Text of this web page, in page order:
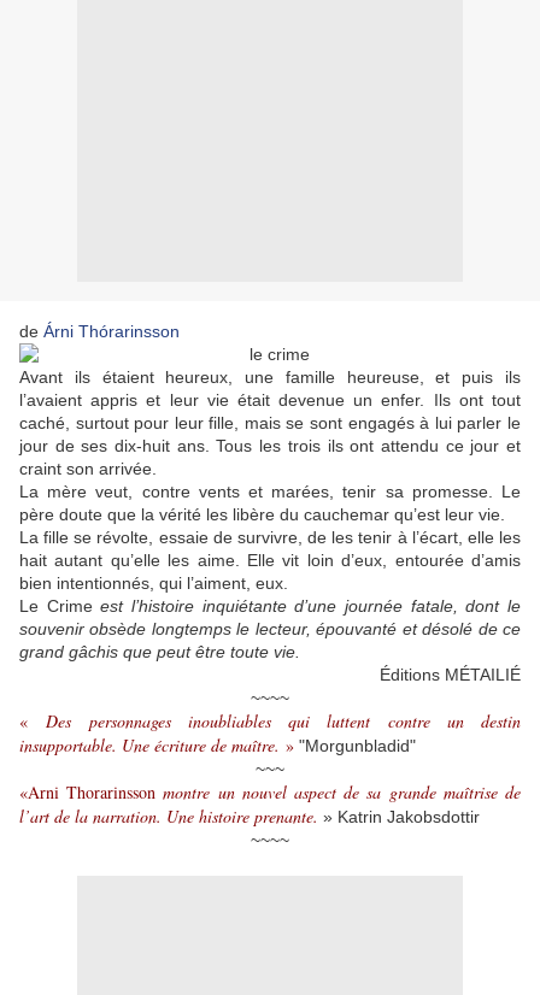
de Árni Thórarinsson
Avant ils étaient heureux, une famille heureuse, et puis ils
l’avaient appris et leur vie était devenue un enfer. Ils ont tout
caché, surtout pour leur fille, mais se sont engagés à lui parler le
jour de ses dix-huit ans. Tous les trois ils ont attendu ce jour et
craint son arrivée.
La mère veut, contre vents et marées, tenir sa promesse. Le
père doute que la vérité les libère du cauchemar qu’est leur vie.
La fille se révolte, essaie de survivre, de les tenir à l’écart, elle les
hait autant qu’elle les aime. Elle vit loin d’eux, entourée d’amis
bien intentionnés, qui l’aiment, eux.
Le Crimeest l’histoire inquiétante d’une journée fatale, dont le
souvenir obsède longtemps le lecteur, épouvanté et désolé de ce
grand gâchis que peut être toute vie.
Éditions MÉTAILIÉ
~~~~
«Des personnages inoubliables qui luttent contre un destin
insupportable. Une écriture de maître. » "Morgunbladid"
~~~
«Arni Thorarinsson montre un nouvel aspect de sa grande maîtrise de
l’art de la narration. Une histoire prenante. » Katrin Jakobsdottir
~~~~